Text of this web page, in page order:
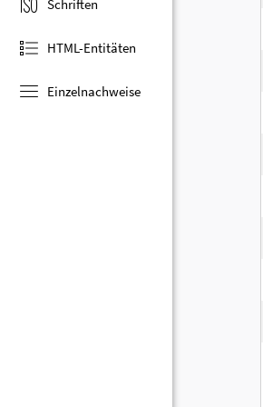
Schriften
HTML-Entitäten
Einzelnachweise